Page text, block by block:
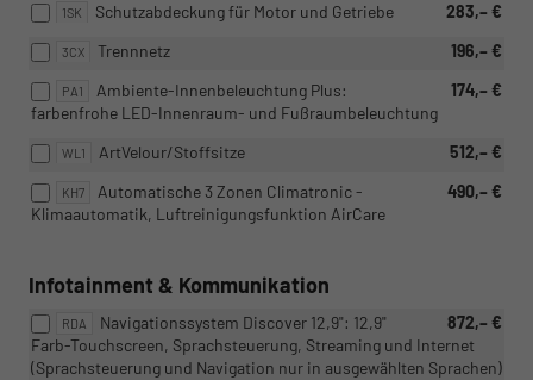
1SK 283,– €
Schutzabdeckung für Motor und Getriebe
3CX 196,– €
Trennnetz
PA1 174,– €
Ambiente-Innenbeleuchtung Plus:
farbenfrohe LED-Innenraum- und Fußraumbeleuchtung
WL1 512,– €
ArtVelour/Stoffsitze
KH7 490,– €
Automatische 3 Zonen Climatronic -
Klimaautomatik, Luftreinigungsfunktion AirCare
Infotainment & Kommunikation
RDA 872,– €
Navigationssystem Discover 12,9": 12,9"
Farb-Touchscreen, Sprachsteuerung, Streaming und Internet
(Sprachsteuerung und Navigation nur in ausgewählten Sprachen)